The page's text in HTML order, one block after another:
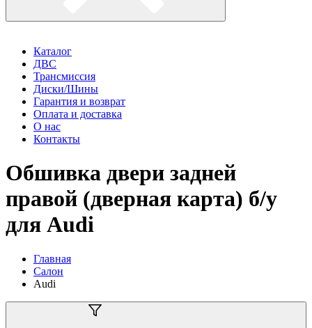
Каталог
ДВС
Трансмиссия
Диски/Шины
Гарантия и возврат
Оплата и доставка
О нас
Контакты
Обшивка двери задней
правой (дверная карта) б/у
для Audi
Главная
Салон
Audi